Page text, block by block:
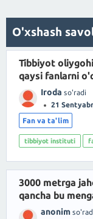
O'xshash
Tibbiyot
qaysi fanlarni
Iroda so'radi
21
Fan va ta'lim
tibbiyot instituti
3000 metrga
qancha bu
anonim